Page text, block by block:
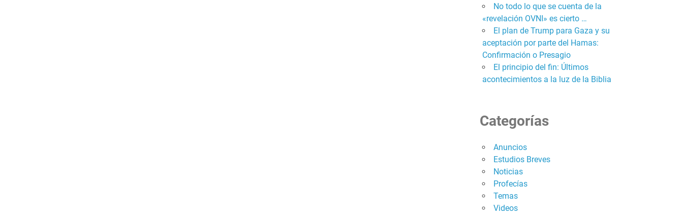
No todo lo que se cuenta de la
«revelación OVNI» es cierto …
El plan de Trump para Gaza y su
aceptación por parte del Hamas:
Confirmación o Presagio
El principio del fin: Últimos
acontecimientos a la luz de la Biblia
Categorías
Anuncios
Estudios Breves
Noticias
Profecías
Temas
Videos